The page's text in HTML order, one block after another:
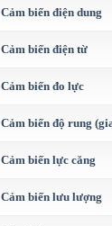
Cảm biến điện dung
Cảm biến điện từ
Cảm biến đo lực
Cảm biến độ rung
Cảm biến lực căng
Cảm biến lưu lượng